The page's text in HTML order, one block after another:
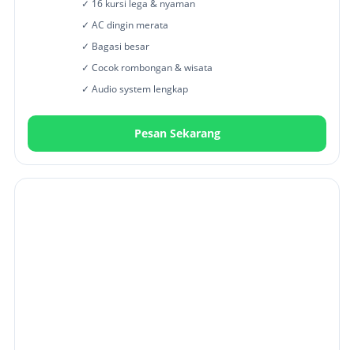
✓ 16 kursi lega & nyaman
✓ AC dingin merata
✓ Bagasi besar
✓ Cocok rombongan & wisata
✓ Audio system lengkap
Pesan Sekarang